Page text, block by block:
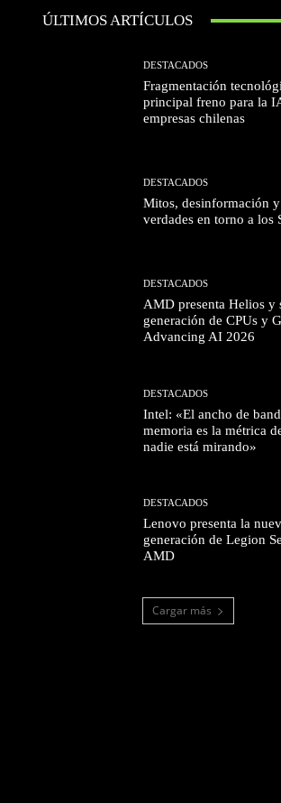
ÚLTIMOS ARTÍCULOS
DESTACADOS
Fragmentación
principal freno para la
empresas chilenas
DESTACADOS
Mitos, desinformación y
verdades en torno a los
DESTACADOS
AMD presenta Helios y
generación de CPUs y
Advancing AI 2026
DESTACADOS
Intel: «El ancho de
memoria es la métrica
nadie está mirando»
DESTACADOS
Lenovo presenta la
generación de Legion
AMD
Cargar más